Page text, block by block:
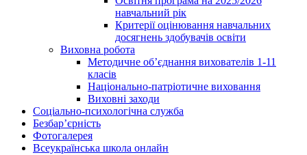
навчальний рік
Критерії оцінювання навчальних
досягнень здобувачів освіти
Виховна робота
Методичне об’єднання вихователів 1-11
класів
Національно-патріотичне виховання
Виховні заходи
Соціально-психологічна служба
Безбар’єрність
Фотогалерея
Всеукраїнська школа онлайн